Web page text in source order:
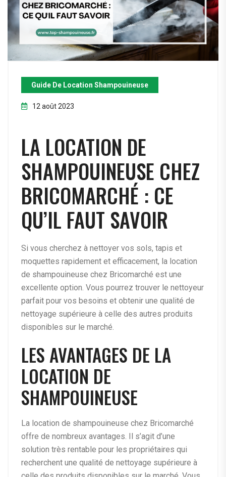
Guide De Location Shampouineuse
12 août 2023
LA LOCATION DE
SHAMPOUINEUSE CHEZ
BRICOMARCHÉ : CE
QU’IL FAUT SAVOIR
Si vous cherchez à nettoyer vos sols, tapis et
moquettes rapidement et efficacement, la location
de shampouineuse chez Bricomarché est une
excellente option. Vous pourrez trouver le nettoyeur
parfait pour vos besoins et obtenir une qualité de
nettoyage supérieure à celle des autres produits
disponibles sur le marché.
LES AVANTAGES DE LA
LOCATION DE
SHAMPOUINEUSE
La location de shampouineuse chez Bricomarché
offre de nombreux avantages. Il s’agit d’une
solution très rentable pour les propriétaires qui
recherchent une qualité de nettoyage supérieure à